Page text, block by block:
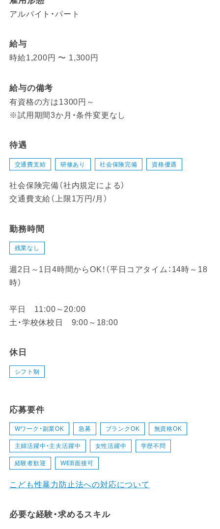
アルバイト・パート
給与
時給1,200円 〜 1,300円
給与の備考
有資格の方は1300円～
※試用期間3か月・条件変更なし
待遇
交通費支給 研修あり 社会保険完備 資格優遇
社会保険完備（社内規定による）
交通費支給（上限1万円/月）
勤務時間
残業なし
週2日～1日4時間からOK！（平日コアタイム：14時～18
時）
平日 11:00～20:00
土・学校休校日 9:00～18:00
休日
シフト制
応募要件
Wワーク・副業OK 急募 ブランクOK 無資格OK
主婦活躍中・主夫活躍中 女性活躍中 学歴不問
経験者歓迎 WEB面接可
こども性暴力防止法への対応について
必要な経験・求めるスキル